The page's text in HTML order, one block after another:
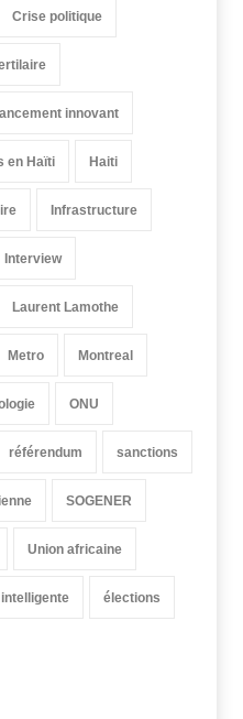
Crise politique
innovant
en Haïti Haiti
Infrastructure
Interview
Laurent Lamothe
Metro Montreal
ONU
référendum sanctions
SOGENER
Union africaine
élections